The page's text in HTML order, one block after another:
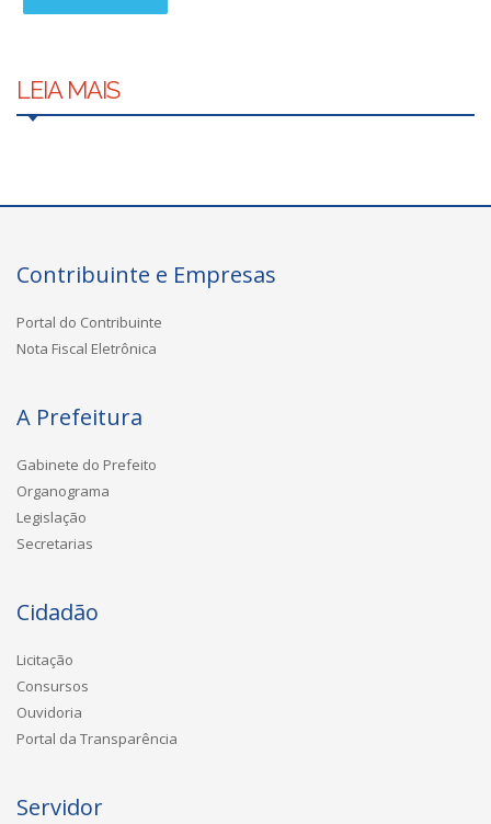
LEIA MAIS
Contribuinte e Empresas
Portal do Contribuinte
Nota Fiscal Eletrônica
A Prefeitura
Gabinete do Prefeito
Organograma
Legislação
Secretarias
Cidadão
Licitação
Consursos
Ouvidoria
Portal da Transparência
Servidor